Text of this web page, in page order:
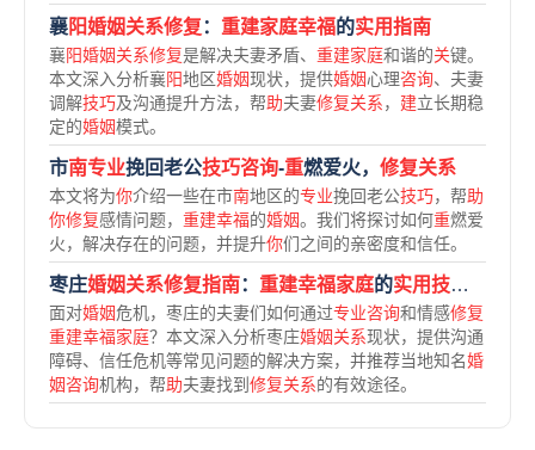
襄阳婚姻关系修复： 重建家庭幸福的实用指南
襄阳婚姻关系修复是解决夫妻矛盾、 重建家庭和谐的关键。
本文深入分析襄阳地区婚姻现状，提供婚姻心理咨询、夫妻
调解技巧及沟通提升方法，帮助夫妻修复关系， 建立长期稳
定的婚姻模式。
市南专业挽回老公技巧咨询-重燃爱火， 修复关系
本文将为你介绍一些在市南地区的专业挽回老公技巧，帮助
你修复感情问题， 重建幸福的婚姻。我们将探讨如何重燃爱
火，解决存在的问题，并提升你们之间的亲密度和信任。
枣庄婚姻关系修复指南： 重建幸福家庭的实用技巧与
面对婚姻危机，枣庄的夫妻们如何通过专业咨询和情感修复
重建幸福家庭？本文深入分析枣庄婚姻关系现状，提供沟通
障碍、信任危机等常见问题的解决方案，并推荐当地知名婚
姻咨询机构，帮助夫妻找到修复关系的有效途径。